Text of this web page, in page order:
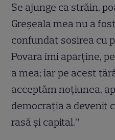
Se ajunge ca străin,
Greșeala mea nu a
confundat sosirea cu
Povara îmi aparține,
a mea; iar pe acest
acceptăm noțiunea,
democrația a devenit
rasă și capital.”